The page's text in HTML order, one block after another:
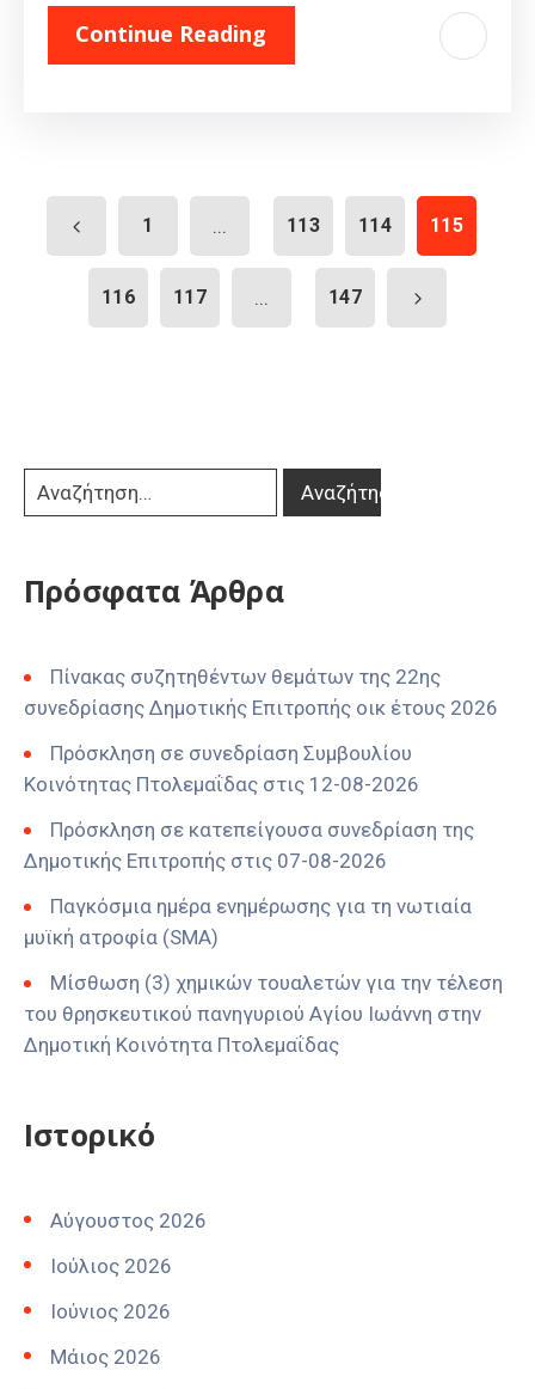
Continue Reading
1 ... 113 114 115
116 117 ... 147
Πρόσφατα Άρθρα
Πίνακας συζητηθέντων θεμάτων της 22ης
συνεδρίασης Δημοτικής Επιτροπής οικ έτους 2026
Πρόσκληση σε συνεδρίαση Συμβουλίου
Κοινότητας Πτολεμαΐδας στις 12-08-2026
Πρόσκληση σε κατεπείγουσα συνεδρίαση της
Δημοτικής Επιτροπής στις 07-08-2026
Παγκόσμια ημέρα ενημέρωσης για τη νωτιαία
μυϊκή ατροφία (SMA)
Μίσθωση (3) χημικών τουαλετών για την τέλεση
του θρησκευτικού πανηγυριού Αγίου Ιωάννη στην
Δημοτική Κοινότητα Πτολεμαΐδας
Ιστορικό
Αύγουστος 2026
Ιούλιος 2026
Ιούνιος 2026
Μάιος 2026